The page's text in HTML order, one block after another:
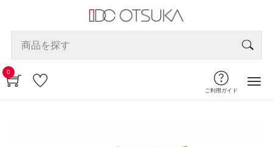
0
ご利用ガイド